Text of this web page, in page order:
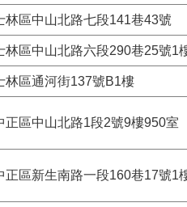
林區中山北路七段141巷43號
林區中山北路六段290巷25號1
林區通河街137號B1樓
正區中山北路1段2號9樓950室
正區新生南路一段160巷17號1